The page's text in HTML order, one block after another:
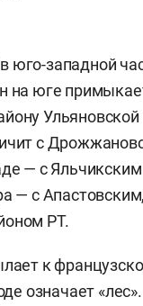
юго-западной
на юге
Ульяновской
с
— с
— с
РТ.
к
означает